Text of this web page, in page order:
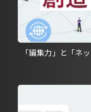
「編集力」と「ネ